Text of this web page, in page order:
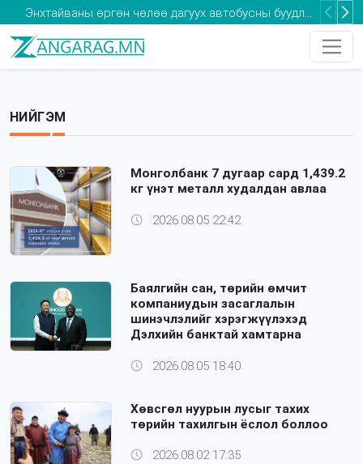
Энхтайваны өргөн чөлөө дагуух автобусны буудлуудыг халаас зогсоолгүй болгоно
Та 2-5 насны хүүхдээ томуугийн эсрэг дархлаажуулалтад хамруулаарай
НИЙГЭМ
Монголбанк 7 дугаар сард 1,439.2
кг үнэт металл худалдан авлаа
2026.08.05 22:42
Баялгийн сан, төрийн өмчит
компаниудын засаглалын
шинэчлэлийг хэрэгжүүлэхэд
Дэлхийн банктай хамтарна
2026.08.05 18:40
Хөвсгөл нуурын лусыг тахих
төрийн тахилгын ёслол боллоо
2026.08.02 17:35